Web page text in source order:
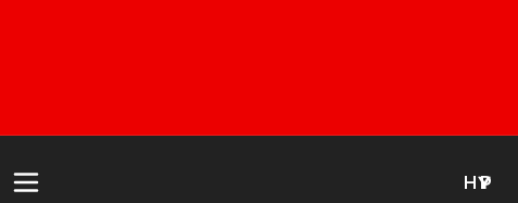
НҮҮР